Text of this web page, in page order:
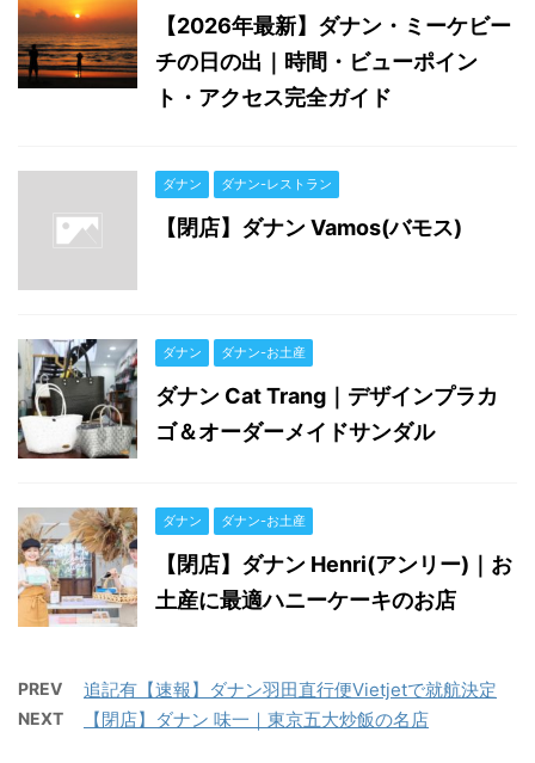
【2026年最新】ダナン・ミーケビー
チの日の出｜時間・ビューポイン
ト・アクセス完全ガイド
ダナン ダナン-レストラン
【閉店】ダナン Vamos(バモス)
ダナン ダナン-お土産
ダナン Cat Trang｜デザインプラカ
ゴ＆オーダーメイドサンダル
ダナン ダナン-お土産
【閉店】ダナン Henri(アンリー)｜お
土産に最適ハニーケーキのお店
PREV 追記有【速報】ダナン羽田直行便Vietjetで就航決定
NEXT 【閉店】ダナン 味一｜東京五大炒飯の名店